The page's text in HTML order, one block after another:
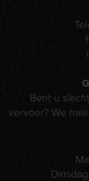
Bent u
vervoer? We